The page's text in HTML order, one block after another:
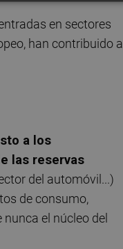
en sectores
han contribuido a
a los
las reservas
del automóvil...)
de consumo,
el núcleo del